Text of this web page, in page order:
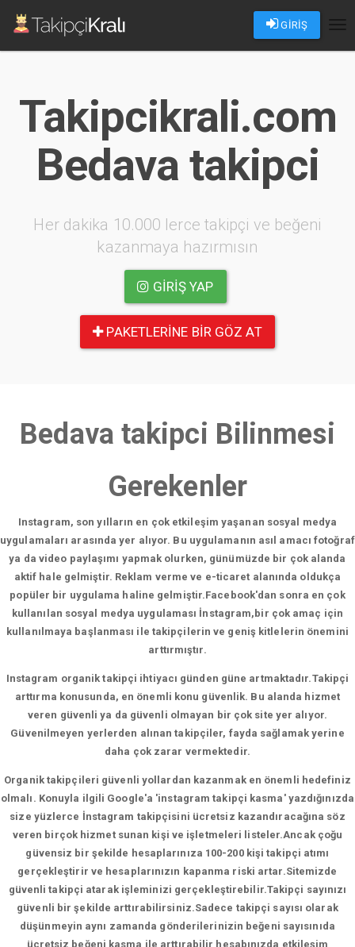
GİRİŞ
Takipcikrali.com
Bedava takipci
Her dakika 10.000 lerce takipçi ve beğeni
kazanmaya hazırmısın
GIRIŞ YAP
PAKETLERINE BIR GÖZ AT
Bedava takipci Bilinmesi
Gerekenler
Instagram, son yılların en çok etkileşim yaşanan sosyal medya
uygulamaları arasında yer alıyor. Bu uygulamanın asıl amacı fotoğraf
ya da video paylaşımı yapmak olurken, günümüzde bir çok alanda
aktif hale gelmiştir. Reklam verme ve e-ticaret alanında oldukça
popüler bir uygulama haline gelmiştir.Facebook'dan sonra en çok
kullanılan sosyal medya uygulaması İnstagram,bir çok amaç için
kullanılmaya başlanması ile takipçilerin ve geniş kitlelerin önemini
arttırmıştır.
Instagram organik takipçi ihtiyacı günden güne artmaktadır.Takipçi
arttırma konusunda, en önemli konu güvenlik. Bu alanda hizmet
veren güvenli ya da güvenli olmayan bir çok site yer alıyor.
Güvenilmeyen yerlerden alınan takipçiler, fayda sağlamak yerine
daha çok zarar vermektedir.
Organik takipçileri güvenli yollardan kazanmak en önemli hedefiniz
olmalı. Konuyla ilgili Google'a 'instagram takipçi kasma' yazdığınızda
size yüzlerce İnstagram takipçisini ücretsiz kazandıracağına söz
veren birçok hizmet sunan kişi ve işletmeleri listeler.Ancak çoğu
güvensiz bir şekilde hesaplarınıza 100-200 kişi takipçi atımı
gerçekleştirir ve hesaplarınızın kapanma riski artar.Sitemizde
güvenli takipçi atarak işleminizi gerçekleştirebilir.Takipçi sayınızı
güvenli bir şekilde arttırabilirsiniz.Sadece takipçi sayısı olarak
düşünmeyin aynı zamanda gönderilerinizin beğeni sayısınıda
ücretsiz beğeni kasma ile arttırabilir hesabınızda etkileşim